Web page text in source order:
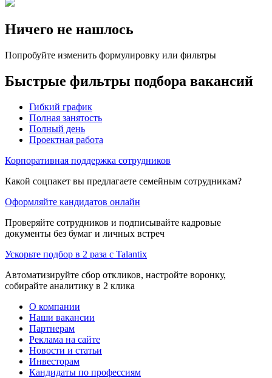
Ничего не нашлось
Попробуйте изменить формулировку или фильтры
Быстрые фильтры подбора вакансий
Гибкий график
Полная занятость
Полный день
Проектная работа
Корпоративная поддержка сотрудников
Какой соцпакет вы предлагаете семейным сотрудникам?
Оформляйте кандидатов онлайн
Проверяйте сотрудников и подписывайте кадровые
документы без бумаг и личных встреч
Ускорьте подбор в 2 раза с Talantix
Автоматизируйте сбор откликов, настройте воронку,
собирайте аналитику в 2 клика
О компании
Наши вакансии
Партнерам
Реклама на сайте
Новости и статьи
Инвесторам
Кандидаты по профессиям